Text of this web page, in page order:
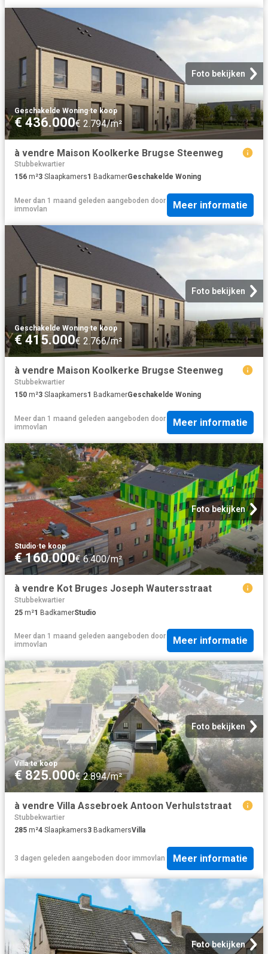
Foto bekijken
Geschakelde Woning·te koop
€ 436.000€ 2.794/m²
à vendre Maison Koolkerke Brugse Steenweg
Stubbekwartier
156 m²3 Slaapkamers1 BadkamerGeschakelde Woning
Meer dan 1 maand geleden aangeboden door
immovlan
Meer informatie
Foto bekijken
Geschakelde Woning·te koop
€ 415.000€ 2.766/m²
à vendre Maison Koolkerke Brugse Steenweg
Stubbekwartier
150 m²3 Slaapkamers1 BadkamerGeschakelde Woning
Meer dan 1 maand geleden aangeboden door
immovlan
Meer informatie
Foto bekijken
Studio·te koop
€ 160.000€ 6.400/m²
à vendre Kot Bruges Joseph Wautersstraat
Stubbekwartier
25 m²1 BadkamerStudio
Meer dan 1 maand geleden aangeboden door
immovlan
Meer informatie
Foto bekijken
Villa·te koop
€ 825.000€ 2.894/m²
à vendre Villa Assebroek Antoon Verhulststraat
Stubbekwartier
285 m²4 Slaapkamers3 BadkamersVilla
3 dagen geleden aangeboden door immovlan Meer informatie
Foto bekijken